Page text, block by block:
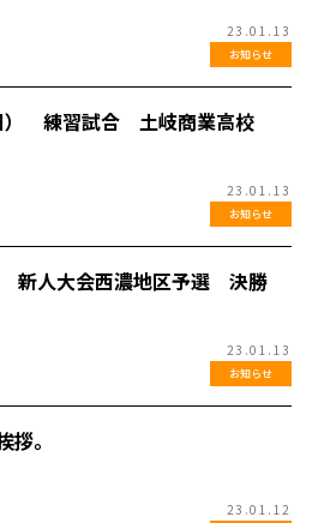
お知らせ
23.01.13
お知らせ
23.01.13
） 練習試合 土岐商業高校
お知らせ
23.01.13
新人大会西濃地区予選 決勝
23.01.12
拶。